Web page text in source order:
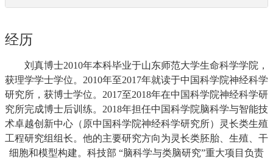
经历
刘真博士2010年本科毕业于山东师范大学生命科学学院，
获理学学士学位。2010年至2017年就读于中国科学院神经科学
研究所，获博士学位。2017至2018年在中国科学院神经科学研
究所完成博士后训练。2018年担任中国科学院脑科学与智能技
术卓越创新中心（原中国科学院神经科学研究所）灵长类生殖
工程研究组组长。他的主要研究方向为灵长类胚胎、生殖、干
细胞和模型构建。科技部 “脑科学与类脑研究”重大项目负责